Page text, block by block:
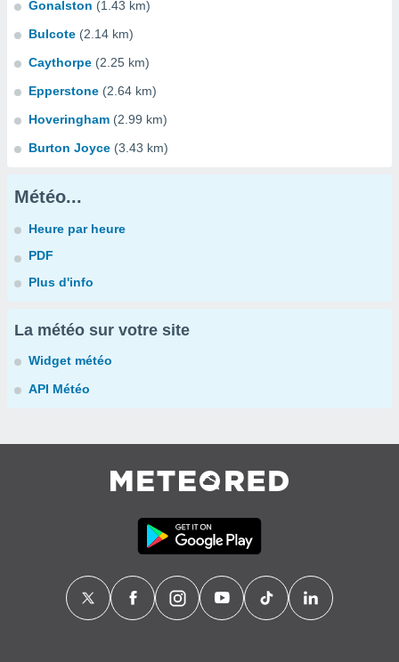
Gonalston (1.43 km)
Bulcote (2.14 km)
Caythorpe (2.25 km)
Epperstone (2.64 km)
Hoveringham (2.99 km)
Burton Joyce (3.43 km)
Météo...
Heure par heure
PDF
Plus d'info
La météo sur votre site
Widget météo
API Météo